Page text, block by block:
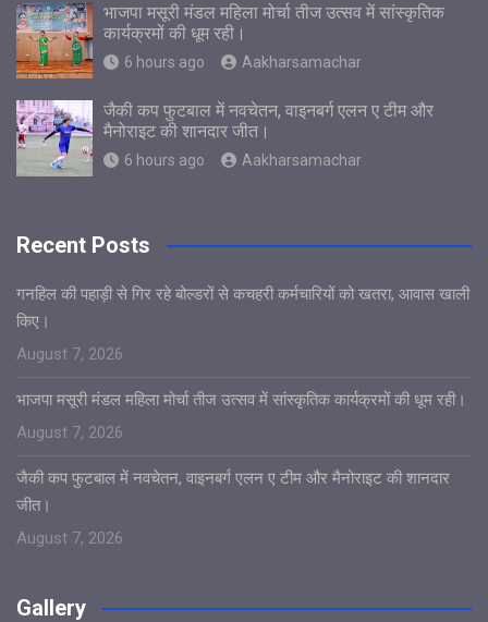
भाजपा मसूरी मंडल महिला मोर्चा तीज उत्सव में सांस्कृतिक
कार्यक्रमों की धूम रही।
6 hours ago Aakharsamachar
जैकी कप फुटबाल में नवचेतन, वाइनबर्ग एलन ए टीम और
मैनोराइट की शानदार जीत।
6 hours ago Aakharsamachar
Recent Posts
गनहिल की पहाड़ी से गिर रहे बोल्डरों से कचहरी कर्मचारियों को खतरा, आवास खाली
किए।
August 7, 2026
भाजपा मसूरी मंडल महिला मोर्चा तीज उत्सव में सांस्कृतिक कार्यक्रमों की धूम रही।
August 7, 2026
जैकी कप फुटबाल में नवचेतन, वाइनबर्ग एलन ए टीम और मैनोराइट की शानदार
जीत।
August 7, 2026
Gallery